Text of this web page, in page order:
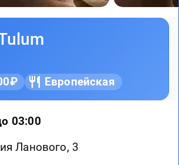
Европейская
03:00
Ланового, 3